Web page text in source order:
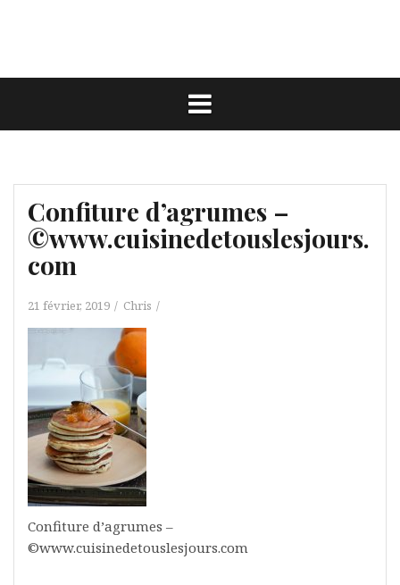
Confiture d’agrumes –
©www.cuisinedetouslesjours.
com
21 février, 2019 Chris
Confiture d’agrumes –
©www.cuisinedetouslesjours.com